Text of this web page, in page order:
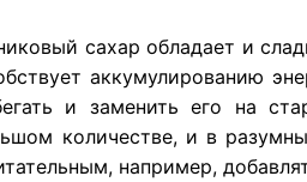
сахар обладает и
аккумулированию
и заменить его на
количестве, и в
например,